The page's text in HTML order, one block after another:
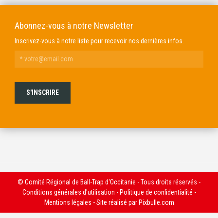
Abonnez-vous à notre Newsletter
Inscrivez-vous à notre liste pour recevoir nos dernières infos.
© Comité Régional de Ball-Trap d'Occitanie - Tous droits réservés -
Conditions générales d'utilisation - Politique de confidentialité -
Mentions légales - Site réalisé par Pixbulle.com